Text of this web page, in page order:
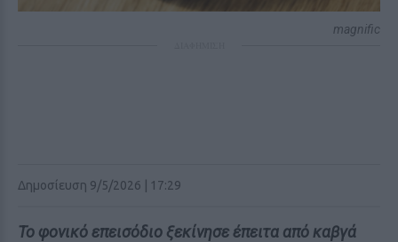
magnific
Δημοσίευση 9/5/2026 | 17:29
Το φονικό επεισόδιο ξεκίνησε έπειτα από καβγά